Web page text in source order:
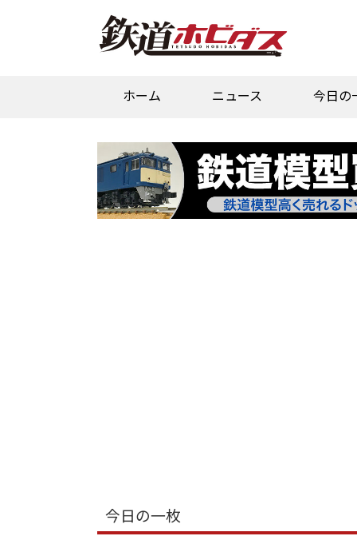
ホーム ニュース 今日の
今日の一枚